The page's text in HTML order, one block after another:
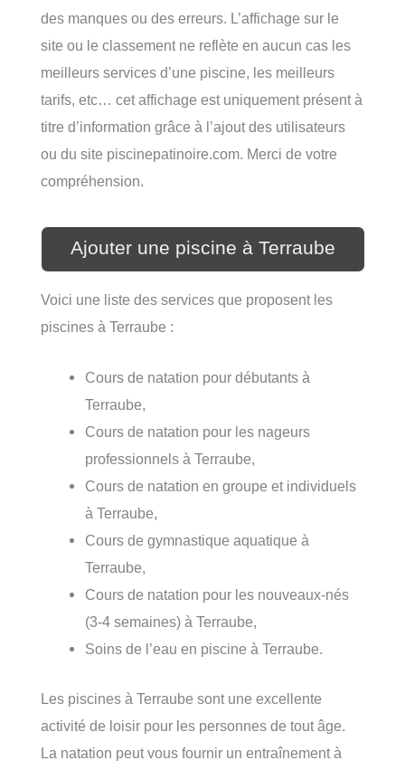
des manques ou des erreurs. L’affichage sur le
site ou le classement ne reflète en aucun cas les
meilleurs services d’une piscine, les meilleurs
tarifs, etc… cet affichage est uniquement présent à
titre d’information grâce à l’ajout des utilisateurs
ou du site piscinepatinoire.com. Merci de votre
compréhension.
Ajouter une piscine à Terraube
Voici une liste des services que proposent les
piscines à Terraube :
Cours de natation pour débutants à
Terraube,
Cours de natation pour les nageurs
professionnels à Terraube,
Cours de natation en groupe et individuels
à Terraube,
Cours de gymnastique aquatique à
Terraube,
Cours de natation pour les nouveaux-nés
(3-4 semaines) à Terraube,
Soins de l’eau en piscine à Terraube.
Les piscines à Terraube sont une excellente
activité de loisir pour les personnes de tout âge.
La natation peut vous fournir un entraînement à